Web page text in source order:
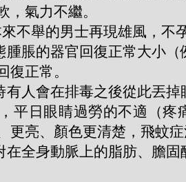
，氣力不繼。
不舉的男士再現雄風，不
脹的器官回復正常大小（
復正常。
人會在排毒之後從此丟掉
平日眼睛過勞的不適（疼
更亮、顏色更清楚，飛蚊
全身動脈上的脂肪、膽固